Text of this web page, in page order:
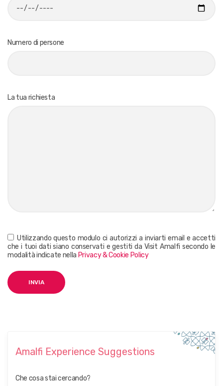
Numero di persone
La tua richiesta
Utilizzando questo modulo ci autorizzi a inviarti email e accetti
che i tuoi dati siano conservati e gestiti da Visit Amalfi secondo le
modalità indicate nella Privacy & Cookie Policy
Amalfi Experience Suggestions
Che cosa stai cercando?